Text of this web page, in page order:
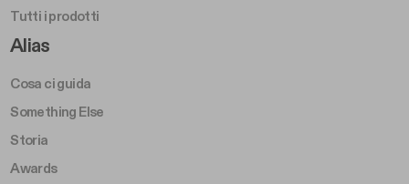
Tutti i prodotti
Footer Right A
Alias
Cosa ci guida
Something Else
Storia
Awards